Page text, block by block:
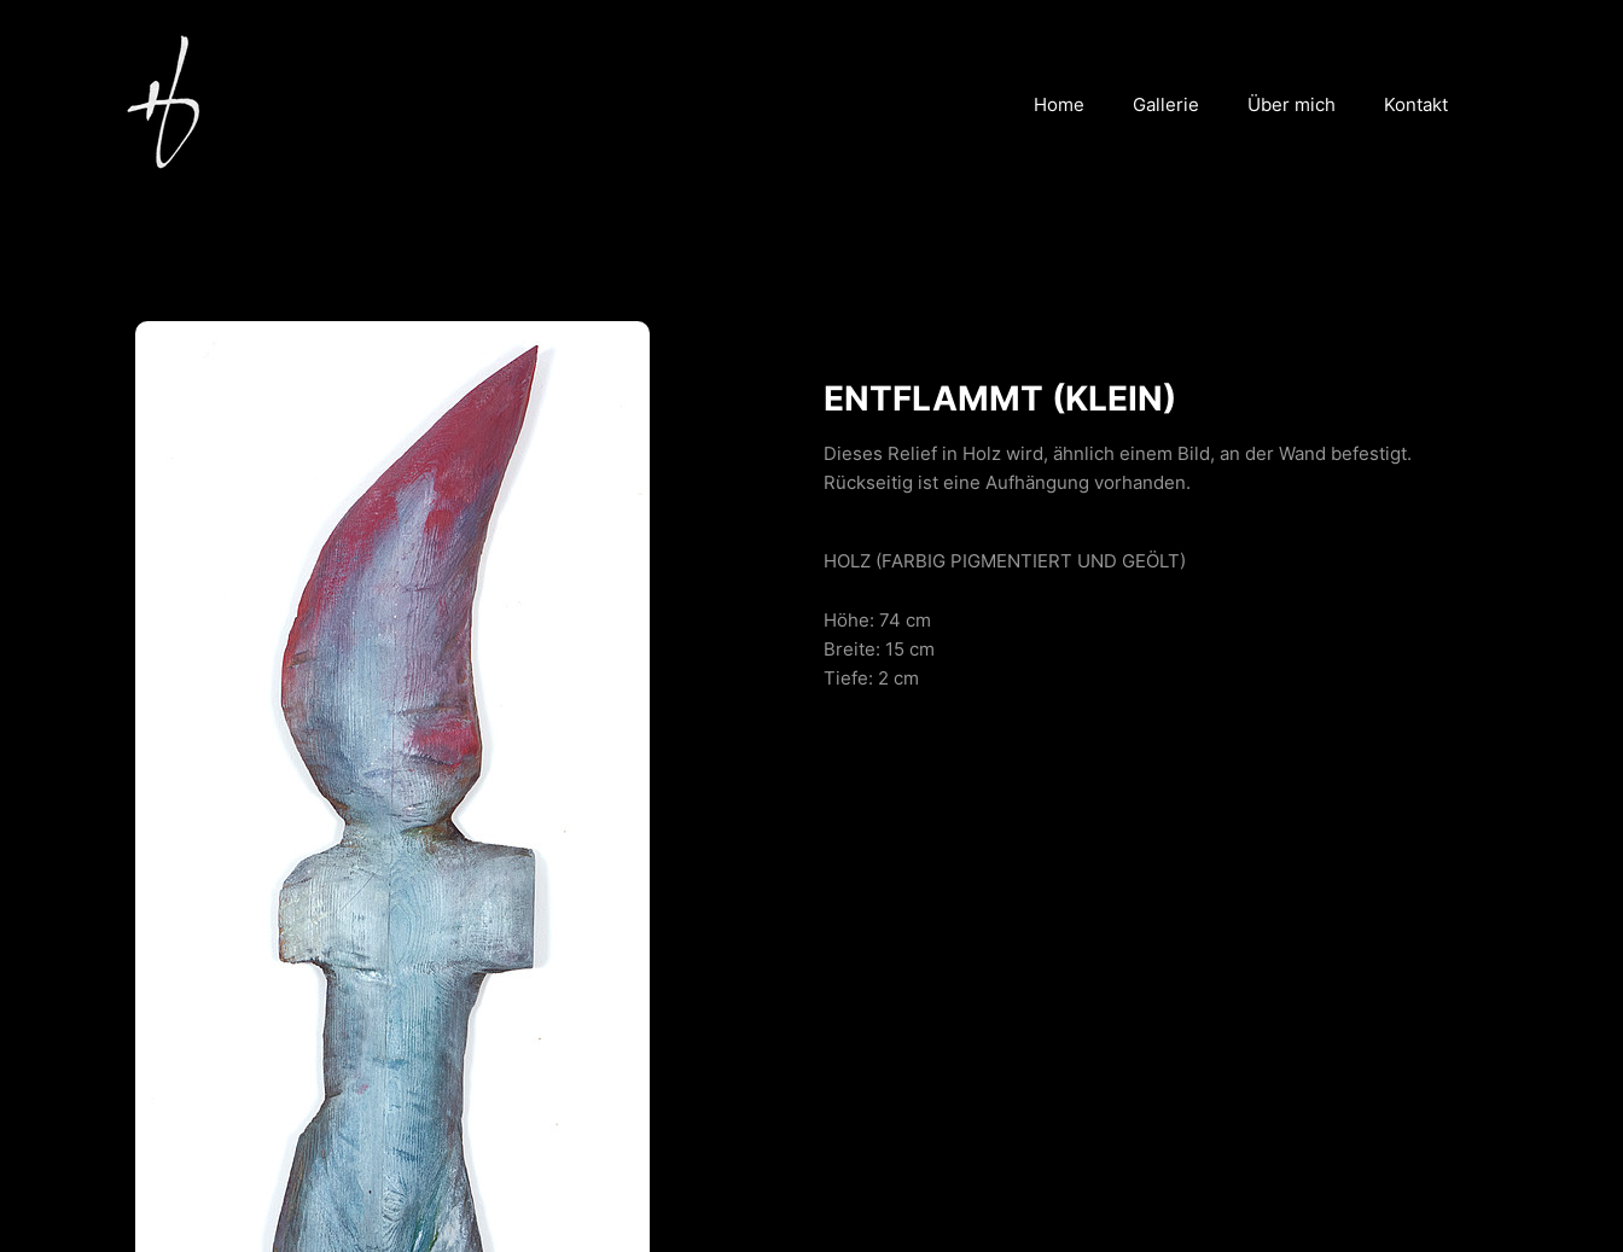
Home Gallerie Über mich Kontakt
ENTFLAMMT (KLEIN)
Dieses Relief in Holz wird, ähnlich einem Bild, an der Wand befestigt.
Rückseitig ist eine Aufhängung vorhanden.
HOLZ (FARBIG PIGMENTIERT UND GEÖLT)
Höhe: 74 cm
Breite: 15 cm
Tiefe: 2 cm